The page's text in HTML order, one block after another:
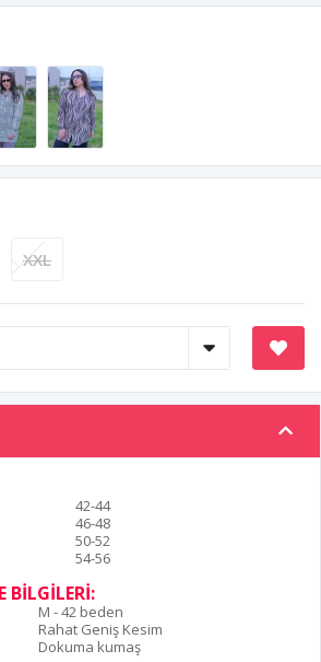
XXL
42-44
46-48
50-52
54-56
BİLGİLERİ:
M - 42 beden
Rahat Geniş Kesim
Dokuma kumaş